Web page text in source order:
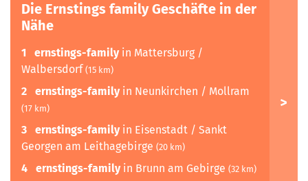
Die Ernstings family Geschäfte in der
Nähe
1 ernstings-familyin Mattersburg /
Walbersdorf (15 km)
2 ernstings-familyin Neunkirchen / Mollram
(17 km)
3 ernstings-familyin Eisenstadt / Sankt
Georgen am Leithagebirge (20 km)
4 ernstings-familyin Brunn am Gebirge (32 km)